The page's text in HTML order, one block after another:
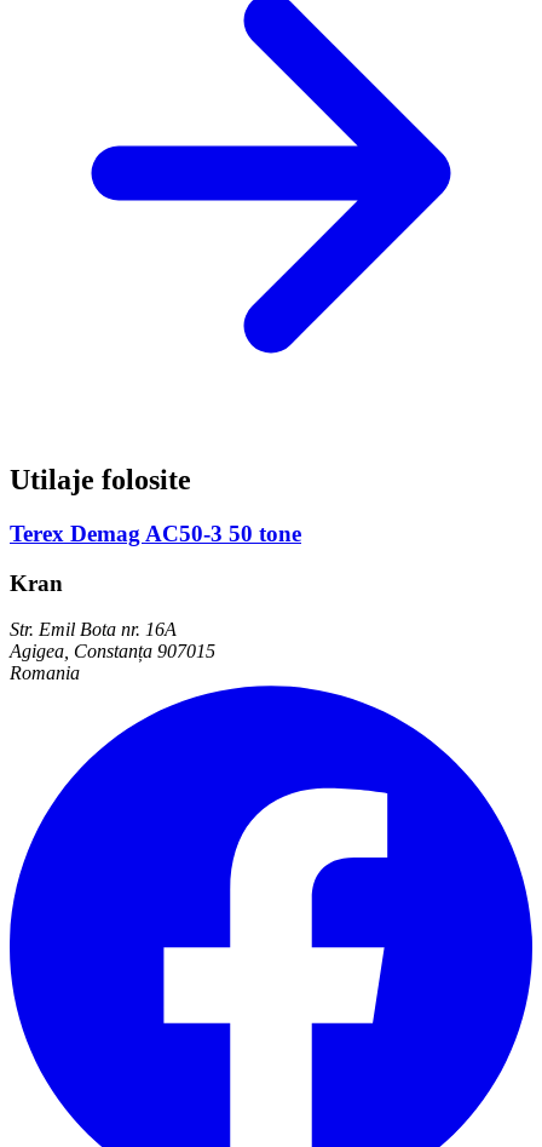
Utilaje folosite
Terex Demag AC50-3 50 tone
Kran
Str. Emil Bota nr. 16A
Agigea, Constanța 907015
Romania